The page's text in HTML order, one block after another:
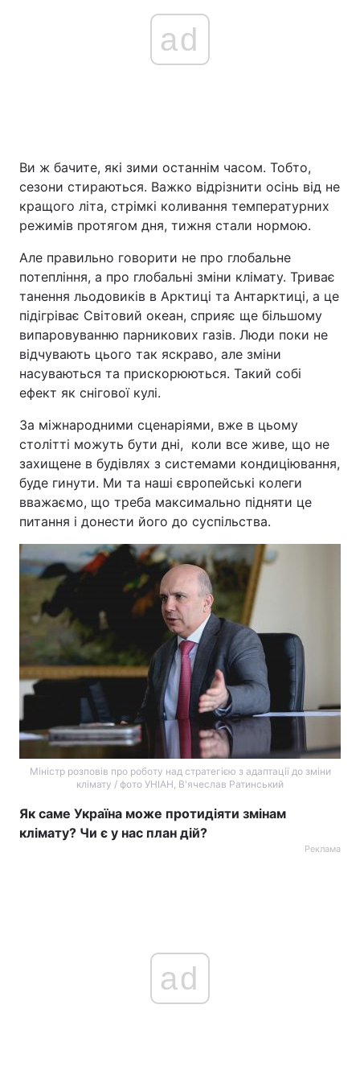
ad
Ви ж бачите, які зими останнім часом. Тобто,
сезони стираються. Важко відрізнити осінь від не
кращого літа, стрімкі коливання температурних
режимів протягом дня, тижня стали нормою.
Але правильно говорити не про глобальне
потепління, а про глобальні зміни клімату. Триває
танення льодовиків в Арктиці та Антарктиці, а це
підігріває Світовий океан, сприяє ще більшому
випаровуванню парникових газів. Люди поки не
відчувають цього так яскраво, але зміни
насуваються та прискорюються. Такий собі
ефект як снігової кулі.
За міжнародними сценаріями, вже в цьому
столітті можуть бути дні, коли все живе, що не
захищене в будівлях з системами кондиціювання,
буде гинути. Ми та наші європейські колеги
вважаємо, що треба максимально підняти це
питання і донести його до суспільства.
Міністр розповів про роботу над стратегією з адаптації до зміни
клімату / фото УНІАН, В'ячеслав Ратинський
Як саме Україна може протидіяти змінам
клімату? Чи є у нас план дій?
Реклама
ad